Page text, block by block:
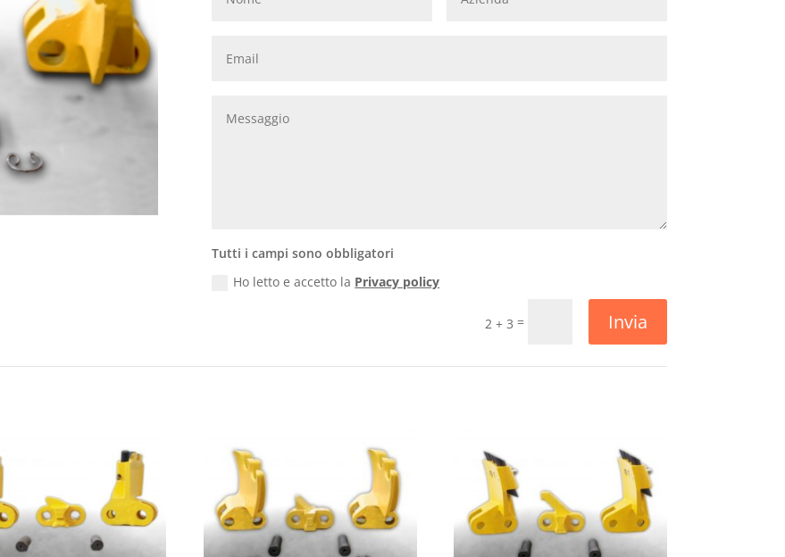
Tutti i campi sono obbligatori
Ho letto e accetto la Privacy policy
2 + 3 = Invia